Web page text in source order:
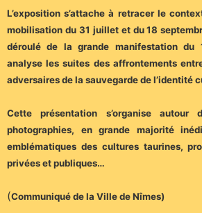
L’exposition s’attache à retracer le
mobilisation du 31 juillet et du 18
déroulé de la grande manifestation du
analyse les suites des affrontements
adversaires de la sauvegarde de l’identité
Cette présentation s’organise
photographies, en grande majorité
emblématiques des cultures taurines,
privées et publiques…
(Communiqué de la Ville de Nîmes)